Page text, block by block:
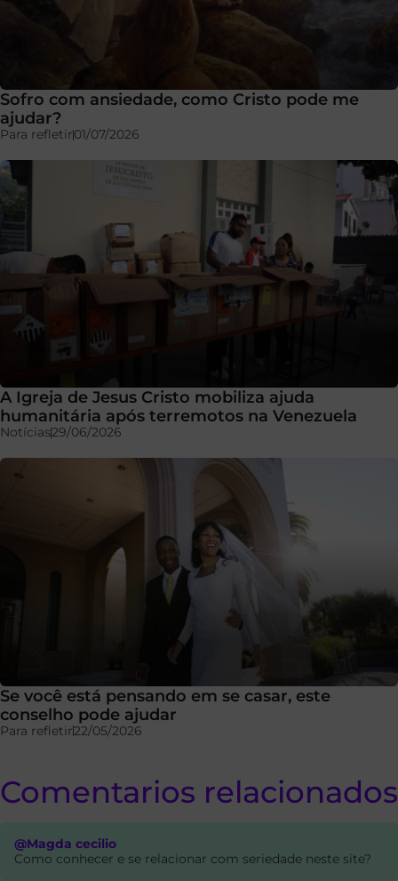
Sofro com ansiedade, como Cristo pode me
ajudar?
Para refletir01/07/2026
A Igreja de Jesus Cristo mobiliza ajuda
humanitária após terremotos na Venezuela
Notícias29/06/2026
Se você está pensando em se casar, este
conselho pode ajudar
Para refletir22/05/2026
Comentarios relacionados
@Magda cecilio
Como conhecer e se relacionar com seriedade neste site?